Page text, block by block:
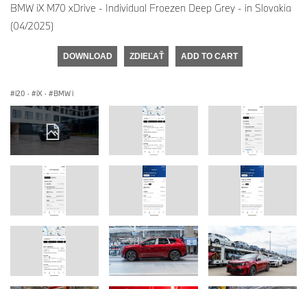
BMW iX M70 xDrive - Individual Froezen Deep Grey - in Slovakia
(04/2025)
DOWNLOAD ZDIEĽAŤ ADD TO CART
i20 · iX · BMW i